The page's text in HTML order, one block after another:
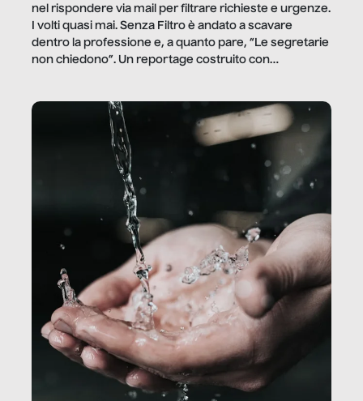
nel rispondere via mail per filtrare richieste e urgenze.
I volti quasi mai. Senza Filtro è andato a scavare
dentro la professione e, a quanto pare, “Le segretarie
non chiedono”. Un reportage costruito con